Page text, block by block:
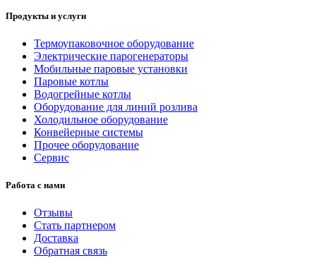
Продукты и услуги
Термоупаковочное оборудование
Электрические парогенераторы
Мобильные паровые установки
Паровые котлы
Водогрейные котлы
Оборудование для линий розлива
Холодильное оборудование
Конвейерные системы
Прочее оборудование
Сервис
Работа с нами
Отзывы
Стать партнером
Доставка
Обратная связь